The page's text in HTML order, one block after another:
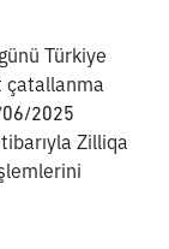
Türkiye
çatallanma
06/2025
Zilliqa